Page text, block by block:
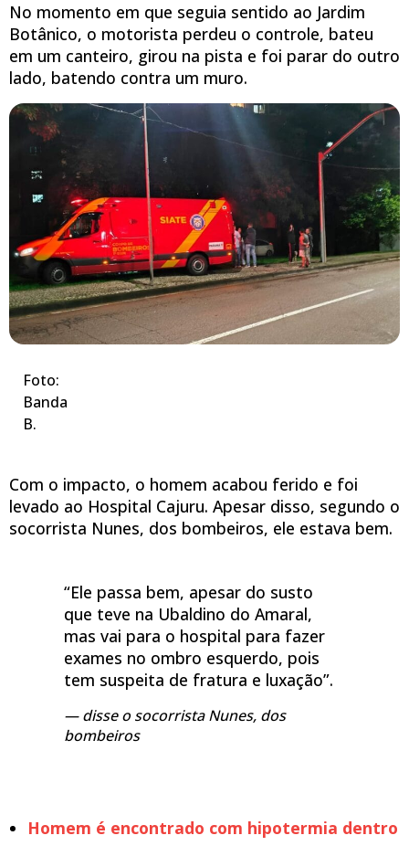
No momento em que seguia sentido ao Jardim
Botânico, o motorista perdeu o controle, bateu
em um canteiro, girou na pista e foi parar do outro
lado, batendo contra um muro.
Foto:
Banda
B.
Com o impacto, o homem acabou ferido e foi
levado ao Hospital Cajuru. Apesar disso, segundo o
socorrista Nunes, dos bombeiros, ele estava bem.
“Ele passa bem, apesar do susto
que teve na Ubaldino do Amaral,
mas vai para o hospital para fazer
exames no ombro esquerdo, pois
tem suspeita de fratura e luxação”.
disse o socorrista Nunes, dos
bombeiros
Homem é encontrado com hipotermia dentro